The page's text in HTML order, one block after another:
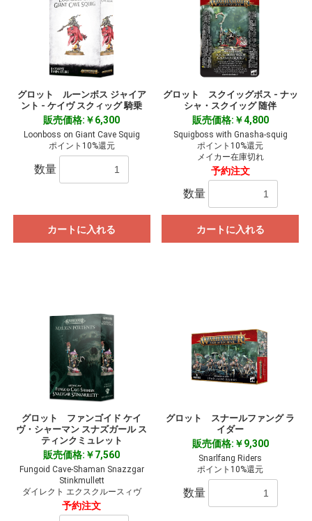
グロット ルーンボス ジャイア
ント - ケイヴ スクィッグ 騎乗
販売価格:￥6,300
Loonboss on Giant Cave Squig
ポイント10%還元
数量
カートに入れる
グロット スクイッグボス - ナッ
シャ・スクイッグ 随伴
販売価格:￥4,800
Squigboss with Gnasha-squig
ポイント10%還元
メイカー在庫切れ
予約注文
数量
カートに入れる
グロット ファンゴイド ケイ
ヴ・シャーマン スナズガール ス
ティンクミュレット
販売価格:￥7,560
Fungoid Cave-Shaman Snazzgar
Stinkmullett
ダイレクト エクスクルースィヴ
予約注文
グロット スナールファング ラ
イダー
販売価格:￥9,300
Snarlfang Riders
ポイント10%還元
数量